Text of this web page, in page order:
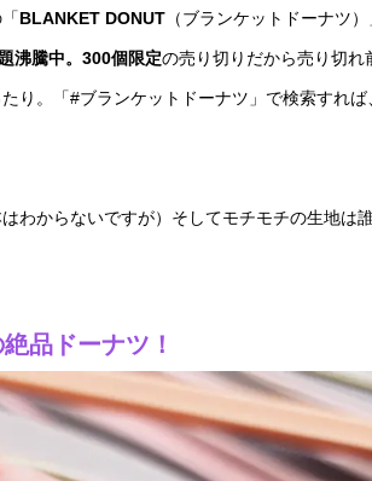
BLANKET DONUT （ブランケットドーナツ
沸騰中。300個限定の売り切りだから売り切れ
たり。「#ブランケットドーナツ」で検索すれば
わからないですが）そしてモチモチの生地は
品ドーナツ！